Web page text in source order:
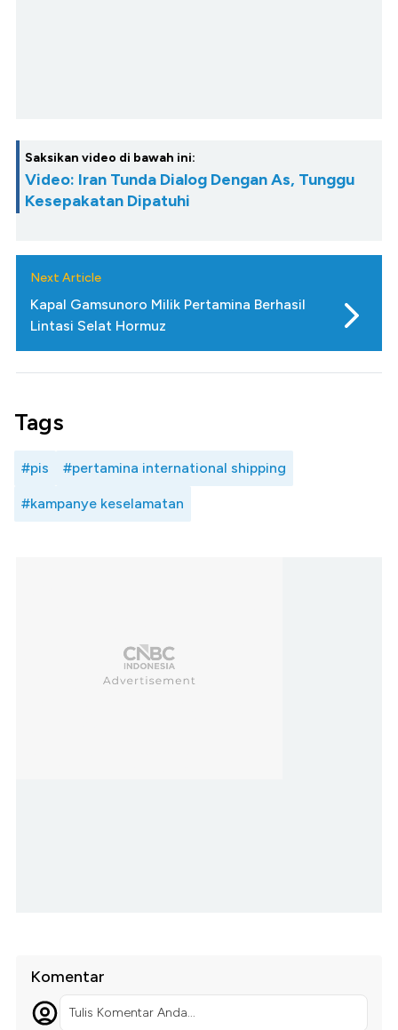
Saksikan video di bawah ini:
Video: Iran Tunda Dialog Dengan As, Tunggu
Kesepakatan Dipatuhi
Next Article
Kapal Gamsunoro Milik Pertamina Berhasil
Lintasi Selat Hormuz
Tags
#pis #pertamina international shipping
#kampanye keselamatan
Komentar
Tulis Komentar Anda...